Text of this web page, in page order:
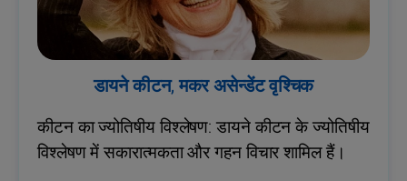
डायने कीटन, मकर असेन्डेंट वृश्चिक
कीटन का ज्योतिषीय विश्लेषण: डायने कीटन के ज्योतिषीय
विश्लेषण में सकारात्मकता और गहन विचार शामिल हैं।